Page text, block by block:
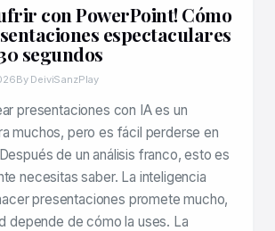
con PowerPoint! Cómo
espectaculares
segundos
By DeiviSanzPlay
presentaciones con IA es un
muchos, pero es fácil perderse en
de un análisis franco, esto es
necesitas saber. La inteligencia
presentaciones promete mucho,
depende de cómo la uses. La